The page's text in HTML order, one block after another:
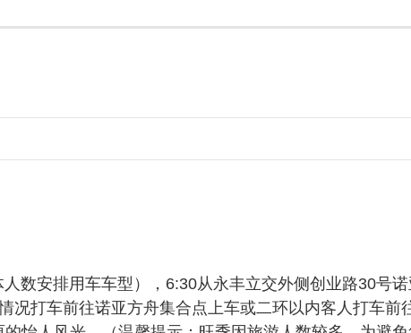
数安排用车车型），6:30从永丰立交外侧创业路30号
况打车前往诺亚方舟集合点上车或二环以内客人打车